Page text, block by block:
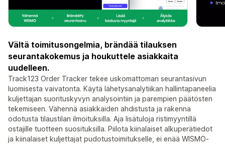
Vältä toimitusongelmia, brändää tilauksen
seurantakokemus ja houkuttele asiakkaita
uudelleen.
Track123 Order Tracker tekee uskomattoman seurantasivun
luomisesta vaivatonta. Käytä lähetysanalytiikan hallintapaneelia
kuljettajan suorituskyvyn analysointiin ja parempien päätösten
tekemiseen. Vähennä asiakkaiden ahdistusta ja rakenna
odotusta tilaustilan ilmoituksilla. Aja lisätuloja ristimyyntillä
ostajille tuotteen suosituksilla. Piilota kiinalaiset alkuperätiedot
ja kiinalaiset kuljettajat pudotustoimitukselle, ei enää WISMO-